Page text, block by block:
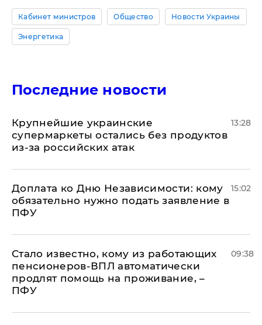
Кабинет министров Общество Новости Украины
Энергетика
Последние новости
Крупнейшие украинские
супермаркеты остались без продуктов
из-за российских атак
13:28
Доплата ко Дню Независимости: кому
обязательно нужно подать заявление в
ПФУ
15:02
Стало известно, кому из работающих
пенсионеров-ВПЛ автоматически
продлят помощь на проживание, –
ПФУ
09:38